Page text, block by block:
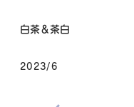
白茶＆茶白
2023/6